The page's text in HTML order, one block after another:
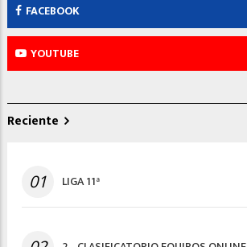
FACEBOOK
YOUTUBE
Reciente
01 LIGA 11ª